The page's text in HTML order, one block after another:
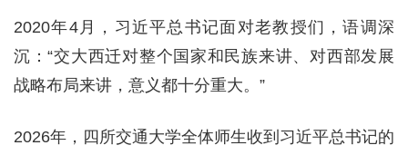
2020年4月，习近平总书记面对老教授们，语调深
沉：“交大西迁对整个国家和民族来讲、对西部发展
战略布局来讲，意义都十分重大。”
2026年，四所交通大学全体师生收到习近平总书记的